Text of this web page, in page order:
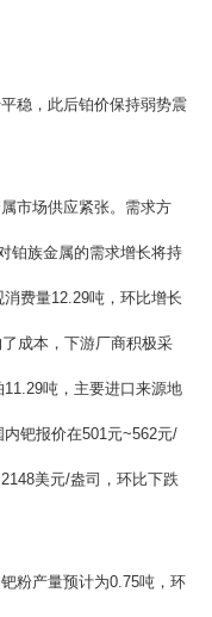
稳，此后铂价保持弱势震
市场供应紧张。需求方
铂族金属的需求增长将持
费量12.29吨，环比增长
成本，下游厂商积极采
吨，主要进口来源地
钯报价在501元~562元/
美元/盎司，环比下跌
粉产量预计为0.75吨，环